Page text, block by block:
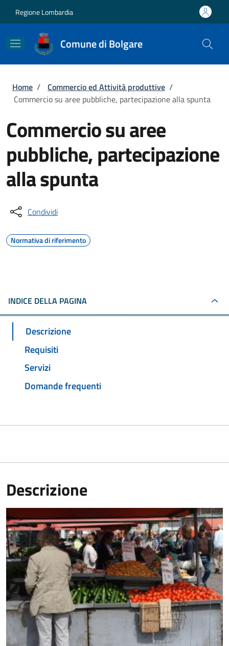
Regione Lombardia
Comune di Bolgare
Briciole di pane
Home / Commercio ed Attività produttive /
Commercio su aree pubbliche, partecipazione alla spunta
Commercio su aree
pubbliche, partecipazione
alla spunta
Condividi
Normativa di riferimento
INDICE DELLA PAGINA
Descrizione
Requisiti
Servizi
Domande frequenti
Descrizione